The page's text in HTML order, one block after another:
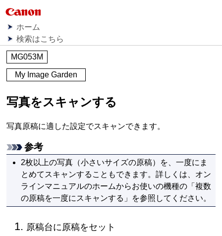
ホーム
検索はこちら
MG053M
My Image Garden
写真をスキャンする
写真原稿に適した設定でスキャンできます。
参考
2枚以上の写真（小さいサイズの原稿）を、一度にま
とめてスキャンすることもできます。詳しくは、 オン
ラインマニュアルのホームからお使いの機種の「複数
の原稿を一度にスキャンする」を参照してください。
原稿台に原稿をセット